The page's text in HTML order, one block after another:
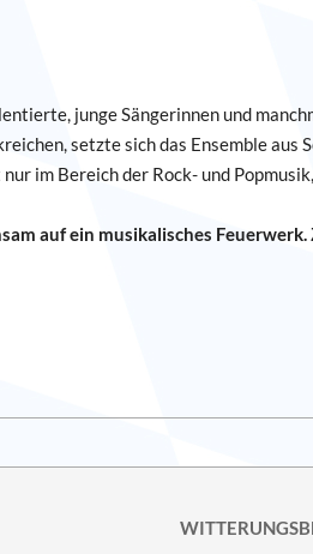
junge Sängerinnen und
setzte sich das Ensemble
im Bereich der Rock- und
auf ein musikalisches